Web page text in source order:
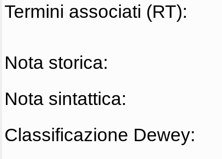
Termini associati (RT):
Nota storica:
Nota sintattica:
Classificazione Dewey: